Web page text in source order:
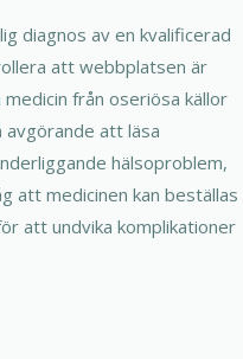
diagnos av en kvalificerad
att webbplatsen är
från oseriösa källor
att läsa
hälsoproblem,
att medicinen kan beställas
att undvika komplikationer